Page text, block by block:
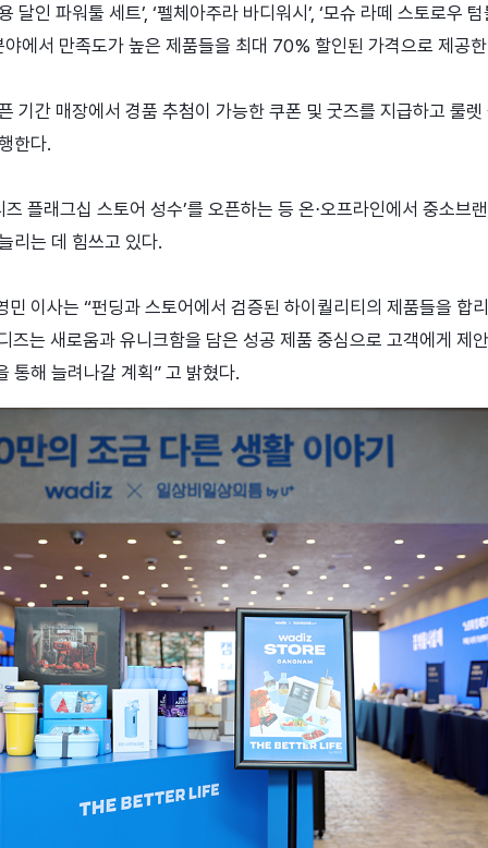
달인 파워툴 세트’, ‘펠체아주라 바디워시’, ‘모슈 라떼 스토로우 텀
야에서 만족도가 높은 제품들을 최대 70% 할인된 가격으로 제공
기간 매장에서 경품 추첨이 가능한 쿠폰 및 굿즈를 지급하고 룰
한다.
즈 플래그십 스토어 성수’를 오픈하는 등 온⋅오프라인에서 중소브
리는 데 힘쓰고 있다.
민 이사는 “펀딩과 스토어에서 검증된 하이퀄리티의 제품들을 합
즈는 새로움과 유니크함을 담은 성공 제품 중심으로 고객에게 제
통해 늘려나갈 계획” 고 밝혔다.